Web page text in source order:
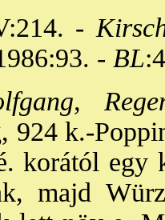
-
- BL
924 k.-
korától egy
majd